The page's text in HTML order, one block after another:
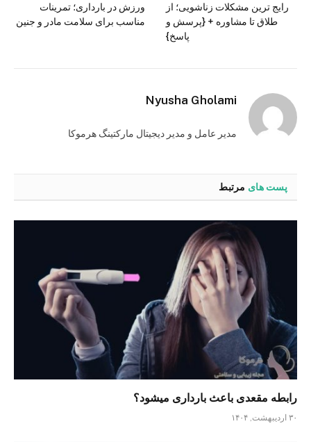
رایج ترین مشکلات زناشویی؛ از
طلاق تا مشاوره + {پرسش و
پاسخ}
ورزش در بارداری؛ تمرینات
مناسب برای سلامت مادر و جنین
Nyusha Gholami
مدیر عامل و مدیر دیجیتال مارکتینگ هرموکا
پست های مرتبط
رابطه مقعدی باعث بارداری میشود؟
۳۰ اردیبهشت, ۱۴۰۴